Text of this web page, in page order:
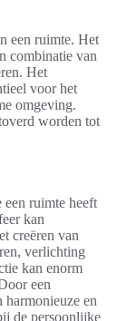
een ruimte. Het
combinatie van
Het
voor het
omgeving.
worden tot
een ruimte heeft
kan
creëren van
verlichting
kan enorm
een
harmonieuze en
de persoonlijke